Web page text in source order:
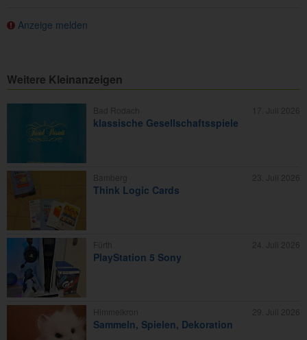
Anzeige melden
Weitere Kleinanzeigen
klassische Gesellschaftsspiele
Think Logic Cards
PlayStation 5 Sony
Sammeln, Spielen, Dekoration